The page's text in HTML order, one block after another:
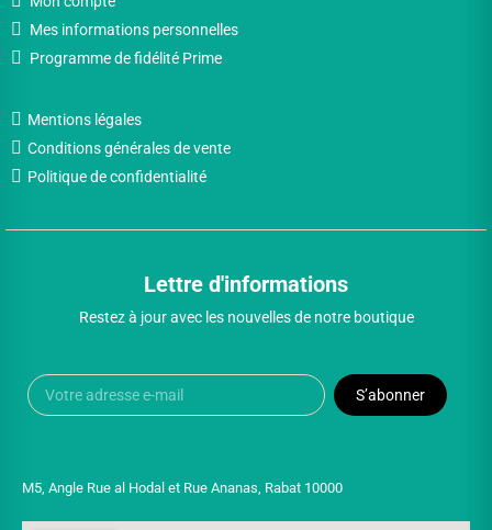
Mes informations personnelles
Programme de fidélité Prime
Mentions légales
Conditions générales de vente
Politique de confidentialité
Lettre d'informations
Restez à jour avec les nouvelles de notre boutique
S’abonner
M5, Angle Rue al Hodal et Rue Ananas, Rabat 10000